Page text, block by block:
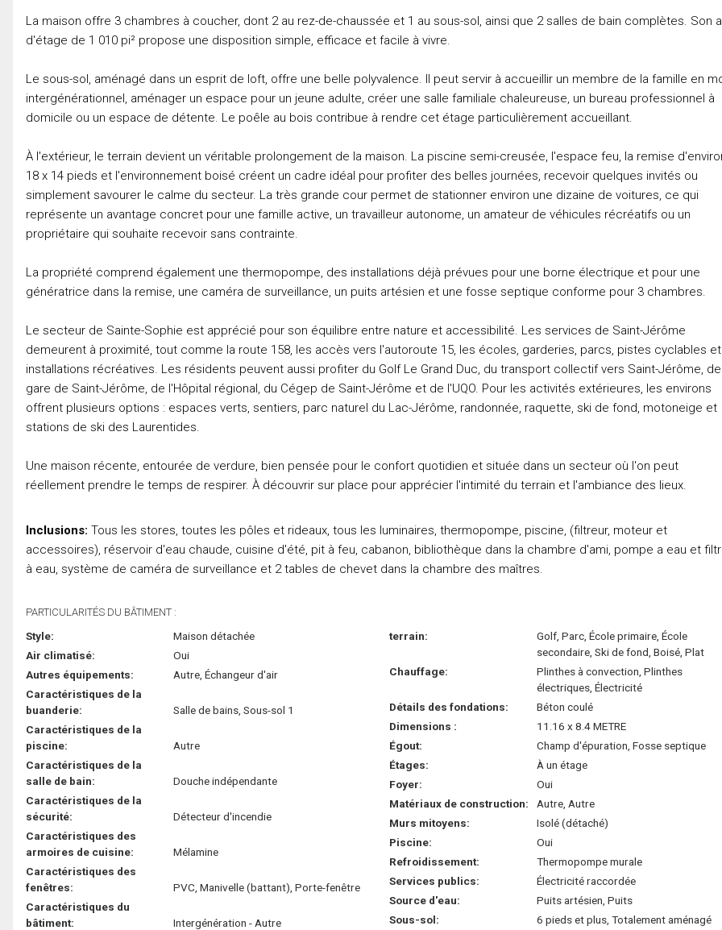
La maison offre 3 chambres à coucher, dont 2 au rez-de-chaussée et 1 au sous-sol, ainsi que 2 salles de bain complètes. Son
d'étage de 1 010 pi² propose une disposition simple, efficace et facile à vivre.
Le sous-sol, aménagé dans un esprit de loft, offre une belle polyvalence. Il peut servir à accueillir un membre de la famille en
intergénérationnel, aménager un espace pour un jeune adulte, créer une salle familiale chaleureuse, un bureau professionnel à
domicile ou un espace de détente. Le poêle au bois contribue à rendre cet étage particulièrement accueillant.
À l'extérieur, le terrain devient un véritable prolongement de la maison. La piscine semi-creusée, l'espace feu, la remise
18 x 14 pieds et l'environnement boisé créent un cadre idéal pour profiter des belles journées, recevoir quelques invités ou
simplement savourer le calme du secteur. La très grande cour permet de stationner environ une dizaine de voitures, ce qui
représente un avantage concret pour une famille active, un travailleur autonome, un amateur de véhicules récréatifs ou un
propriétaire qui souhaite recevoir sans contrainte.
La propriété comprend également une thermopompe, des installations déjà prévues pour une borne électrique et pour une
génératrice dans la remise, une caméra de surveillance, un puits artésien et une fosse septique conforme pour 3 chambres.
Le secteur de Sainte-Sophie est apprécié pour son équilibre entre nature et accessibilité. Les services de Saint-Jérôme
demeurent à proximité, tout comme la route 158, les accès vers l'autoroute 15, les écoles, garderies, parcs, pistes cyclables et
installations récréatives. Les résidents peuvent aussi profiter du Golf Le Grand Duc, du transport collectif vers Saint-Jérôme, de
gare de Saint-Jérôme, de l'Hôpital régional, du Cégep de Saint-Jérôme et de l'UQO. Pour les activités extérieures, les environs
offrent plusieurs options : espaces verts, sentiers, parc naturel du Lac-Jérôme, randonnée, raquette, ski de fond, motoneige et
stations de ski des Laurentides.
Une maison récente, entourée de verdure, bien pensée pour le confort quotidien et située dans un secteur où l'on peut
réellement prendre le temps de respirer. À découvrir sur place pour apprécier l'intimité du terrain et l'ambiance des lieux.
Inclusions: Tous les stores, toutes les pôles et rideaux, tous les luminaires, thermopompe, piscine, (filtreur, moteur et
accessoires), réservoir d'eau chaude, cuisine d'été, pit à feu, cabanon, bibliothèque dans la chambre d'ami, pompe a eau et
à eau, système de caméra de surveillance et 2 tables de chevet dans la chambre des maîtres.
PARTICULARITÉS DU BÂTIMENT :
Style:
Maison détachée
Air climatisé:
Oui
Autres équipements:
Autre, Échangeur d'air
Caractéristiques de la
buanderie:
Salle de bains, Sous-sol 1
Caractéristiques de la
piscine:
Autre
Caractéristiques de la
salle de bain:
Douche indépendante
Caractéristiques de la
sécurité:
Détecteur d'incendie
Caractéristiques des
armoires de cuisine:
Mélamine
Caractéristiques des
fenêtres:
PVC, Manivelle (battant), Porte-fenêtre
Caractéristiques du
bâtiment:
Intergénération - Autre
terrain:
Golf, Parc, École primaire, École
secondaire, Ski de fond, Boisé, Plat
Chauffage:
Plinthes à convection, Plinthes
électriques, Électricité
Détails des fondations:
Béton coulé
Dimensions :
11.16 x 8.4 METRE
Égout:
Champ d'épuration, Fosse septique
Étages:
À un étage
Foyer:
Oui
Matériaux de construction:
Autre, Autre
Murs mitoyens:
Isolé (détaché)
Piscine:
Oui
Refroidissement:
Thermopompe murale
Services publics:
Électricité raccordée
Source d'eau:
Puits artésien, Puits
Sous-sol:
6 pieds et plus, Totalement aménagé